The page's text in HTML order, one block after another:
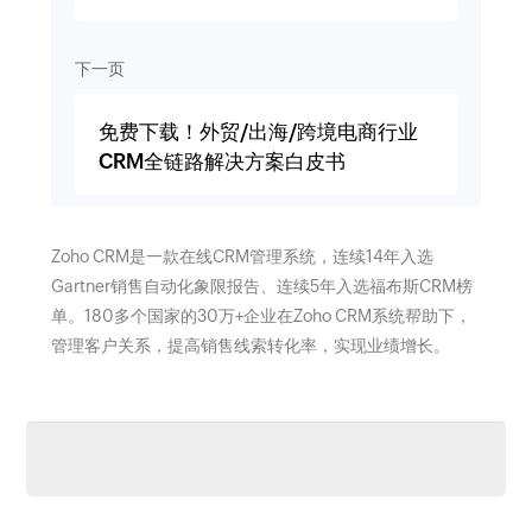
下一页
免费下载！外贸/出海/跨境电商行业
CRM全链路解决方案白皮书
Zoho CRM是一款在线CRM管理系统，连续14年入选
Gartner销售自动化象限报告、连续5年入选福布斯CRM榜
单。180多个国家的30万+企业在Zoho CRM系统帮助下，
管理客户关系，提高销售线索转化率，实现业绩增长。